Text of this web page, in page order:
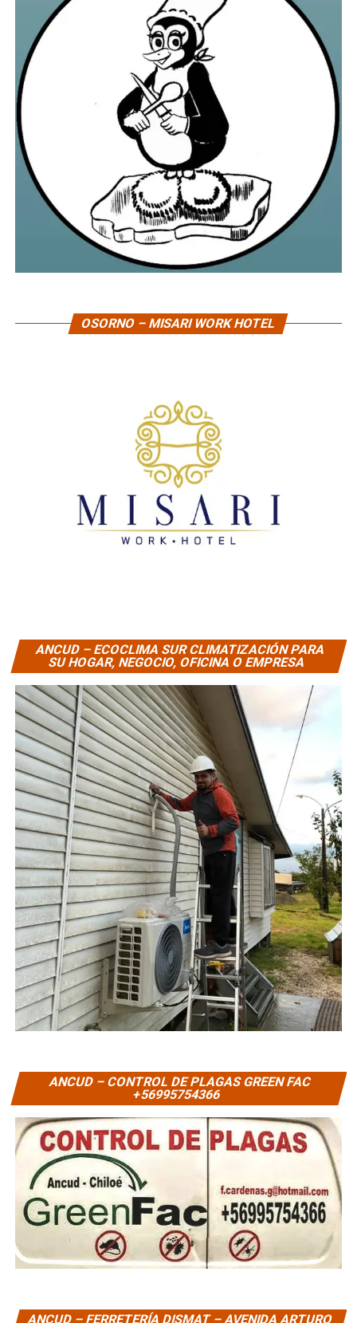
OSORNO – MISARI WORK HOTEL
ANCUD – ECOCLIMA SUR CLIMATIZACIÓN PARA
SU HOGAR, NEGOCIO, OFICINA O EMPRESA
ANCUD – CONTROL DE PLAGAS GREEN FAC
+56995754366
ANCUD – FERRETERÍA DISMAT – AVENIDA ARTURO